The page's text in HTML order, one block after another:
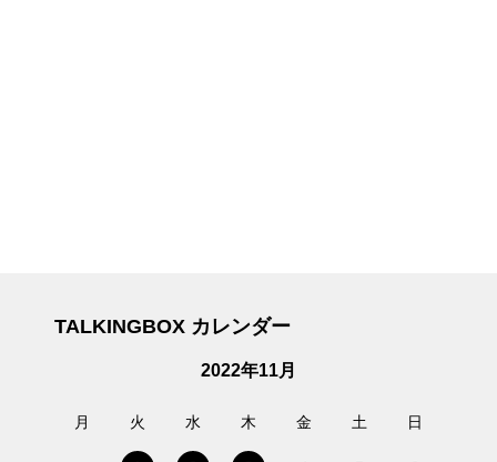
TALKINGBOX カレンダー
2022年11月
月 火 水 木 金 土 日